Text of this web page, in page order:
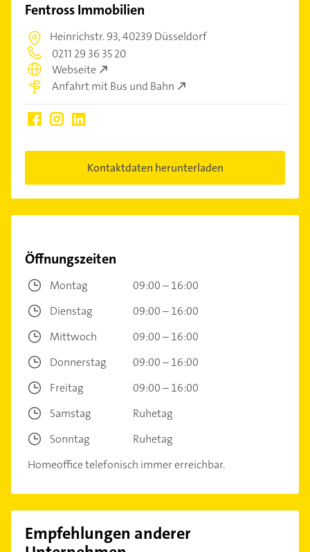
Fentross Immobilien
Heinrichstr. 93,40239 Düsseldorf
0211 29 36 35 20
Webseite
Anfahrt mit Bus und Bahn
Kontaktdaten herunterladen
Öffnungszeiten
Montag
09:00 – 16:00
Dienstag
09:00 – 16:00
Mittwoch
09:00 – 16:00
Donnerstag
09:00 – 16:00
Freitag
09:00 – 16:00
Samstag
Ruhetag
Sonntag
Ruhetag
Homeoffice telefonisch immer erreichbar.
Empfehlungen anderer